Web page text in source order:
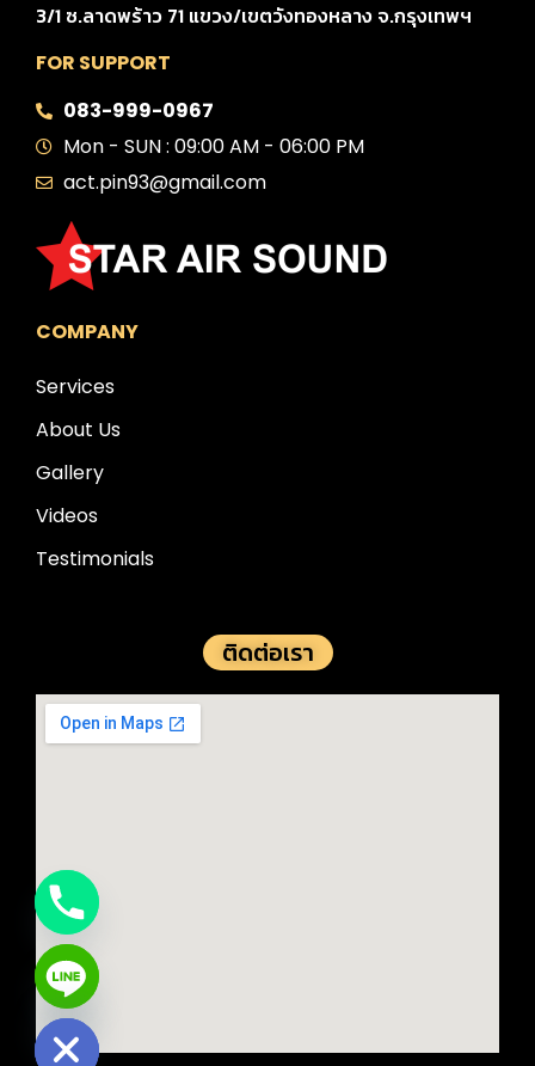
3/1 ซ.ลาดพร้าว 71 แขวง/เขตวังทองหลาง จ.กรุงเทพฯ
FOR SUPPORT
083-999-0967
Mon - SUN : 09:00 AM - 06:00 PM
act.pin93@gmail.com
COMPANY
Services
About Us
Gallery
Videos
Testimonials
ติดต่อเรา
chaty